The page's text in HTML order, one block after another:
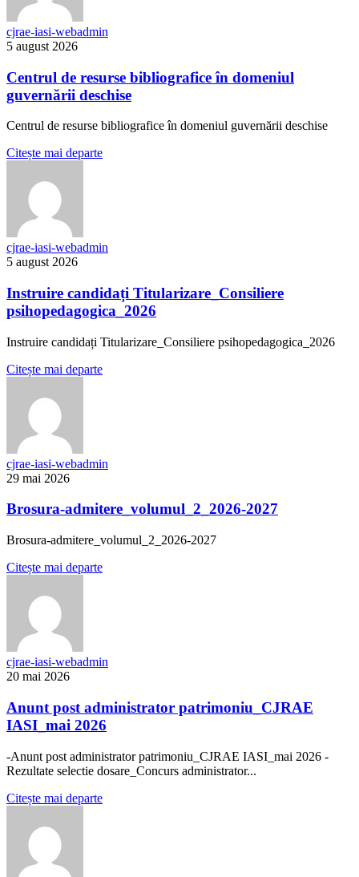
cjrae-iasi-webadmin
5 august 2026
Centrul de resurse bibliografice în domeniul
guvernării deschise
Centrul de resurse bibliografice în domeniul guvernării deschise
Citește mai departe
cjrae-iasi-webadmin
5 august 2026
Instruire candidați Titularizare_Consiliere
psihopedagogica_2026
Instruire candidați Titularizare_Consiliere psihopedagogica_2026
Citește mai departe
cjrae-iasi-webadmin
29 mai 2026
Brosura-admitere_volumul_2_2026-2027
Brosura-admitere_volumul_2_2026-2027
Citește mai departe
cjrae-iasi-webadmin
20 mai 2026
Anunt post administrator patrimoniu_CJRAE
IASI_mai 2026
-Anunt post administrator patrimoniu_CJRAE IASI_mai 2026 -
Rezultate selectie dosare_Concurs administrator...
Citește mai departe